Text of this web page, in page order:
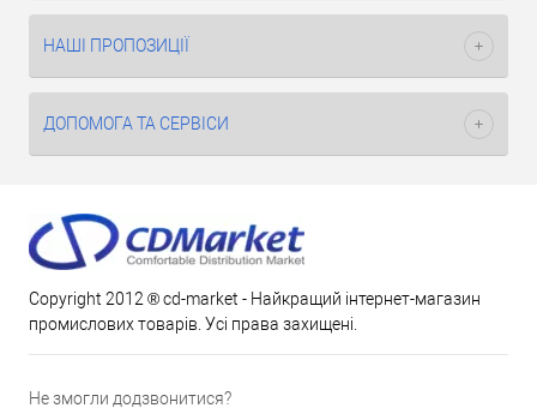
НАШІ ПРОПОЗИЦІЇ
ДОПОМОГА ТА СЕРВІСИ
Copyright 2012 ® cd-market - Найкращий інтернет-магазин
промислових товарів. Усі права захищені.
Не змогли додзвонитися?